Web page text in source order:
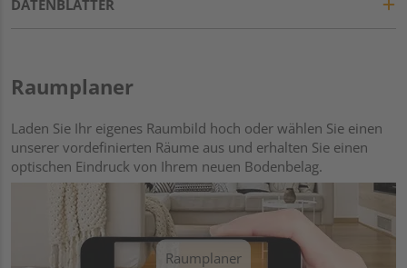
DATENBLÄTTER
Raumplaner
Laden Sie Ihr eigenes Raumbild hoch oder wählen Sie einen
unserer vordefinierten Räume aus und erhalten Sie einen
optischen Eindruck von Ihrem neuen Bodenbelag.
Raumplaner